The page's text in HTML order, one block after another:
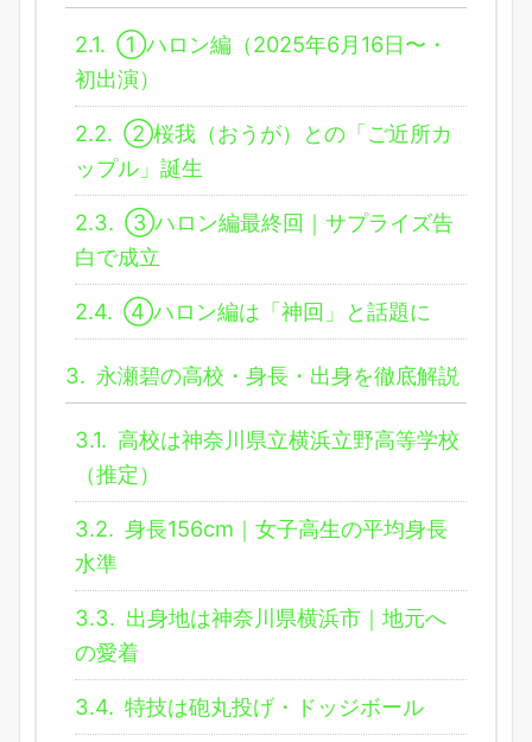
2.1. ①ハロン編（2025年6月16日〜・
初出演）
2.2. ②桜我（おうが）との「ご近所カ
ップル」誕生
2.3. ③ハロン編最終回｜サプライズ告
白で成立
2.4. ④ハロン編は「神回」と話題に
3. 永瀬碧の高校・身長・出身を徹底解説
3.1. 高校は神奈川県立横浜立野高等学校
（推定）
3.2. 身長156cm｜女子高生の平均身長
水準
3.3. 出身地は神奈川県横浜市｜地元へ
の愛着
3.4. 特技は砲丸投げ・ドッジボール